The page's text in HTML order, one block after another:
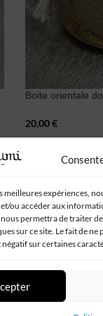
expériences,
ou accéder aux
permettra de traiter
sur ce site. Le fait de
sur certaines
Boite orientale
20,00€